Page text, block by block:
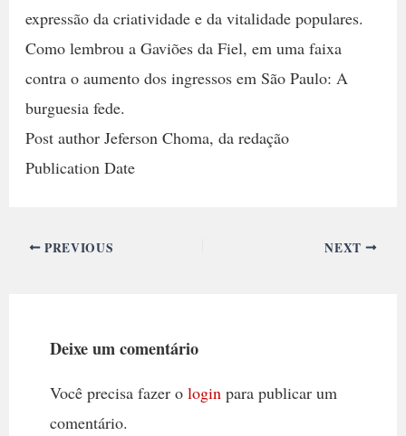
expressão da criatividade e da vitalidade populares.
Como lembrou a Gaviões da Fiel, em uma faixa
contra o aumento dos ingressos em São Paulo: A
burguesia fede.
Post author Jeferson Choma, da redação
Publication Date
PREVIOUS NEXT
Deixe um comentário
Você precisa fazer o loginpara publicar um
comentário.